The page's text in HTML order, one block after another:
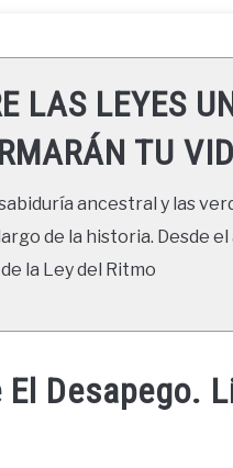
LAS LEYES
TU
ancestral y las
de la historia. Desde
la Ley del Ritmo
Desapego.